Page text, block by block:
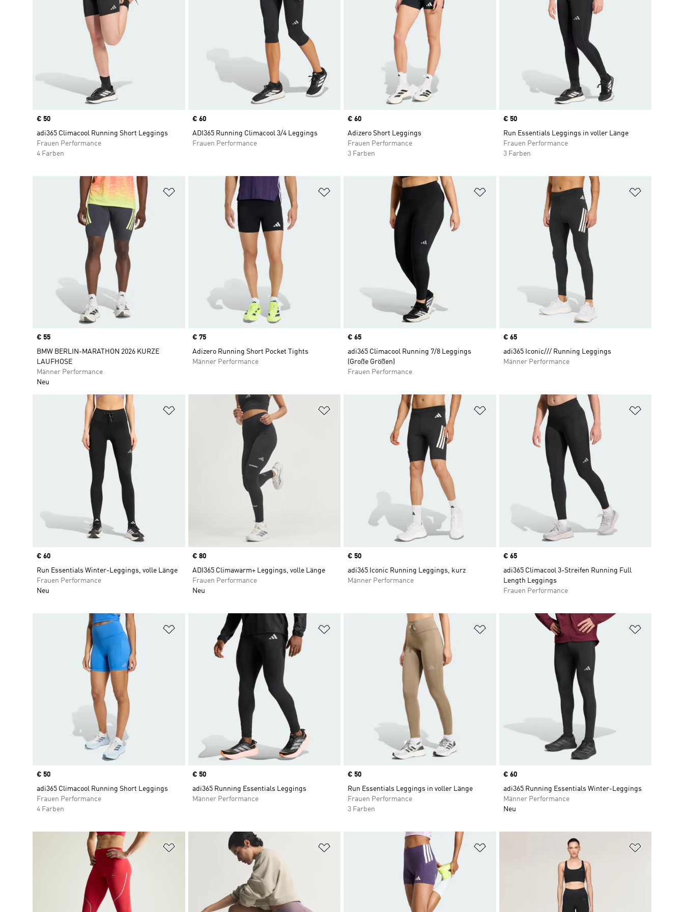
Price
€ 50
adi365 Climacool Running Short Leggings
Frauen Performance
4 Farben
Price
€ 60
ADI365 Running Climacool 3/4 Leggings
Frauen Performance
Price
€ 60
Adizero Short Leggings
Frauen Performance
3 Farben
Price
€ 50
Run Essentials Leggings in voller Länge
Frauen Performance
3 Farben
Zur Wunschliste hinzufügen
Price
€ 55
BMW BERLIN-MARATHON 2026 KURZE
LAUFHOSE
Männer Performance
Neu
Zur Wunschliste hinzufügen
Price
€ 75
Adizero Running Short Pocket Tights
Männer Performance
Zur Wunschliste hinzufügen
Price
€ 65
adi365 Climacool Running 7/8 Leggings
(Große Größen)
Frauen Performance
Price
€ 65
adi365 Iconic/// Running Leggings
Männer Performance
Zur Wunschliste hinzufügen
Price
€ 60
Run Essentials Winter-Leggings, volle Länge
Frauen Performance
Neu
Zur Wunschliste hinzufügen
Price
€ 80
ADI365 Climawarm+ Leggings, volle Länge
Frauen Performance
Neu
Zur Wunschliste hinzufügen
Price
€ 50
adi365 Iconic Running Leggings, kurz
Männer Performance
Price
€ 65
adi365 Climacool 3-Streifen Running Full
Length Leggings
Frauen Performance
Zur Wunschliste hinzufügen
Price
€ 50
adi365 Climacool Running Short Leggings
Frauen Performance
4 Farben
Zur Wunschliste hinzufügen
Price
€ 50
adi365 Running Essentials Leggings
Männer Performance
Zur Wunschliste hinzufügen
Price
€ 50
Run Essentials Leggings in voller Länge
Frauen Performance
3 Farben
Price
€ 60
adi365 Running Essentials Winter-Leggings
Männer Performance
Neu
Zur Wunschliste hinzufügen Zur Wunschliste hinzufügen Zur Wunschliste hinzufügen